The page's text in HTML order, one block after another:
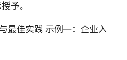
予。
最佳实践 示例一：企业入